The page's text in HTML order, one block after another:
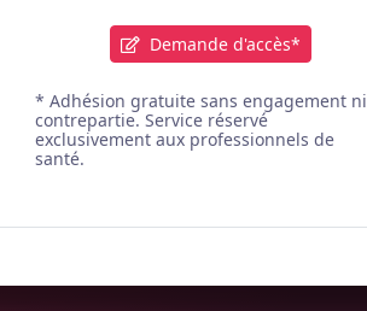
Demande d'accès*
* Adhésion gratuite sans engagement ni
contrepartie. Service réservé
exclusivement aux professionnels de
santé.